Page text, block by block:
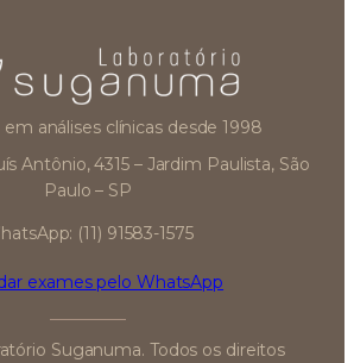
em análises clínicas desde 1998
Antônio, 4315 – Jardim Paulista, São
Paulo – SP
(11) 91583-1575
exames pelo WhatsApp
Suganuma. Todos os direitos